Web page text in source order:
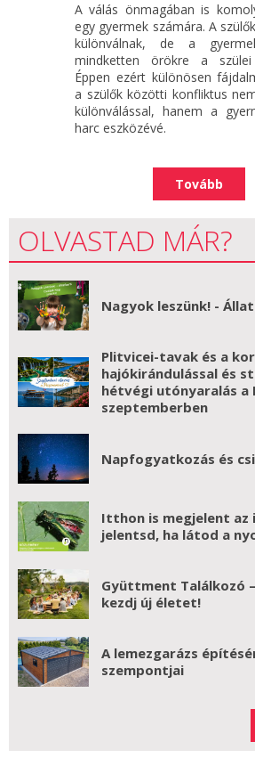
A válás önmagában is
egy gyermek számára. A
különválnak, de a
mindketten örökre a szülei
Éppen ezért különösen
a szülők közötti konfliktus
különválással, hanem a
harc eszközévé.
Tovább
OLVASTAD MÁR?
Nagyok leszünk! -
Plitvicei-tavak és a
hajókirándulással és
hétvégi utónyaralás a
szeptemberben
Napfogyatkozás és
Itthon is megjelent
jelentsd, ha látod a
Gyüttment Találkozó
kezdj új életet!
A lemezgarázs
szempontjai